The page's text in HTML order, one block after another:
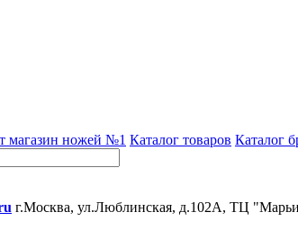
магазин ножей №1 Каталог товаров Каталог
г.Москва, ул.Люблинская, д.102А, ТЦ